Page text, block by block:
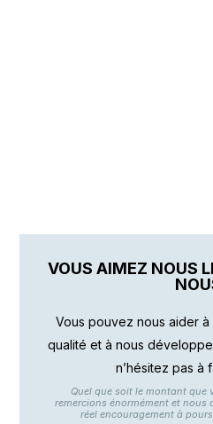
VOUS AIMEZ NOUS
Vous pouvez nous aider
qualité et à nous
n’hésitez pas à
Quel que soit le montant que
remercions énormément et nous
réel encouragement à